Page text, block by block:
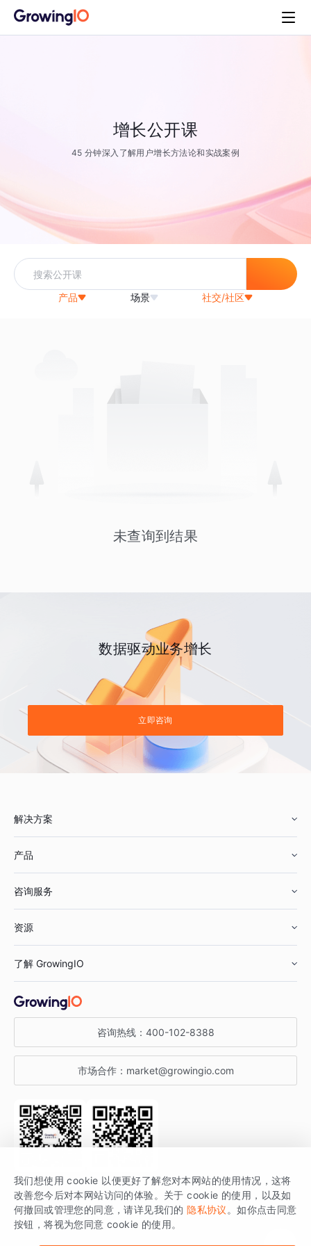
增长公开课
45 分钟深入了解用户增长方法论和实战案例
产品 场景 社交/社区
未查询到结果
数据驱动业务增长
立即咨询
解决方案
鞋服行业
汽车行业
金融行业
产品
智能运营
获客分析
咨询服务
资源
增长公开课
增长博客
开发者文档
SDK 文档
场景指南
了解 GrowingIO
关于 GrowingIO
增长大会
行业活动
咨询热线： 400-102-8388
市场合作： market@growingio.com
关注公众号 获取更多干货
GrowingIO 是专注于数据智能分析与增长的品牌，核心平台为 GrowingIO
分析云。
我们想使用 cookie 以便更好了解您对本网站的使用情况，这将
改善您今后对本网站访问的体验。关于 cookie 的使用，以及如
何撤回或管理您的同意，请详见我们的 隐私协议 。如你点击同意
按钮，将视为您同意 cookie 的使用。